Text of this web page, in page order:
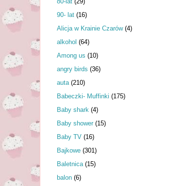
90- lat (16)
Alicja w Krainie Czarów (4)
alkohol (64)
Among us (10)
angry birds (36)
auta (210)
Babeczki- Muffinki (175)
Baby shark (4)
Baby shower (15)
Baby TV (16)
Bajkowe (301)
Baletnica (15)
balon (6)